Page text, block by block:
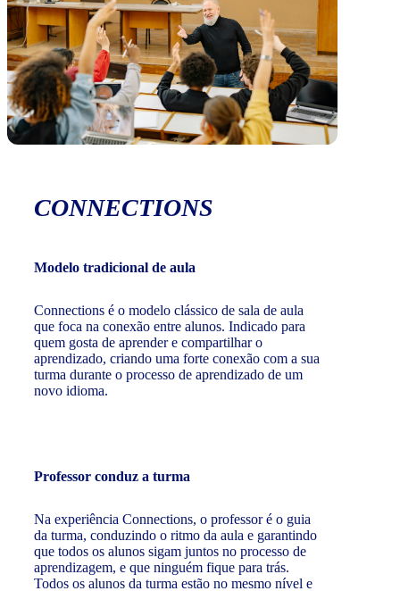
CONNECTIONS
Modelo tradicional de aula
Connections é o modelo clássico de sala de aula
que foca na conexão entre alunos. Indicado para
quem gosta de aprender e compartilhar o
aprendizado, criando uma forte conexão com a sua
turma durante o processo de aprendizado de um
novo idioma.
Professor conduz a turma
Na experiência Connections, o professor é o guia
da turma, conduzindo o ritmo da aula e garantindo
que todos os alunos sigam juntos no processo de
aprendizagem, e que ninguém fique para trás.
Todos os alunos da turma estão no mesmo nível e